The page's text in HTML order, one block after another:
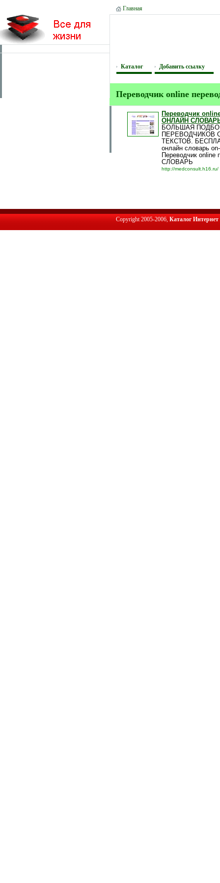
Главная
Каталог Добавить ссылку
Переводчик online
Переводчик
ОНЛАЙН
БОЛЬШАЯ
ПЕРЕВОДЧИКОВ
ТЕКСТОВ.
онлайн словарь
Переводчик
СЛОВАРЬ
http://medconsult.h16.ru/
Copyright 2005-2006, Каталог Интернет